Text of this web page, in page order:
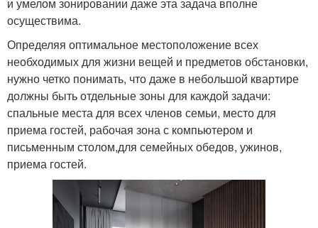
и умелом зонировании даже эта задача вполне
осуществима.
Определяя оптимальное местоположение всех
необходимых для жизни вещей и предметов обстановки,
нужно четко понимать, что даже в небольшой квартире
должны быть отдельные зоны для каждой задачи:
спальные места для всех членов семьи, место для
приема гостей, рабочая зона с компьютером и
письменным столом,для семейных обедов, ужинов,
приема гостей.